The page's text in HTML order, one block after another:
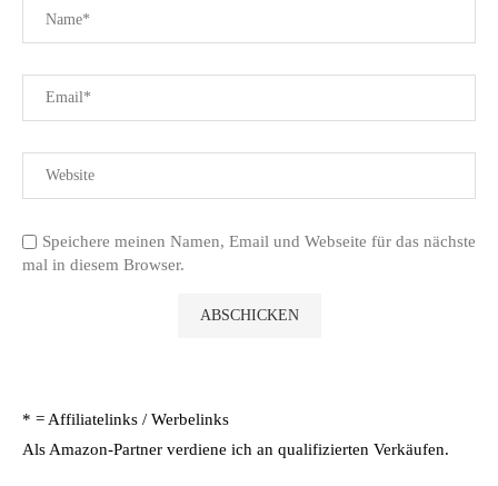
Speichere meinen Namen, Email und Webseite für das nächste
mal in diesem Browser.
* = Affiliatelinks / Werbelinks
Als Amazon-Partner verdiene ich an qualifizierten Verkäufen.